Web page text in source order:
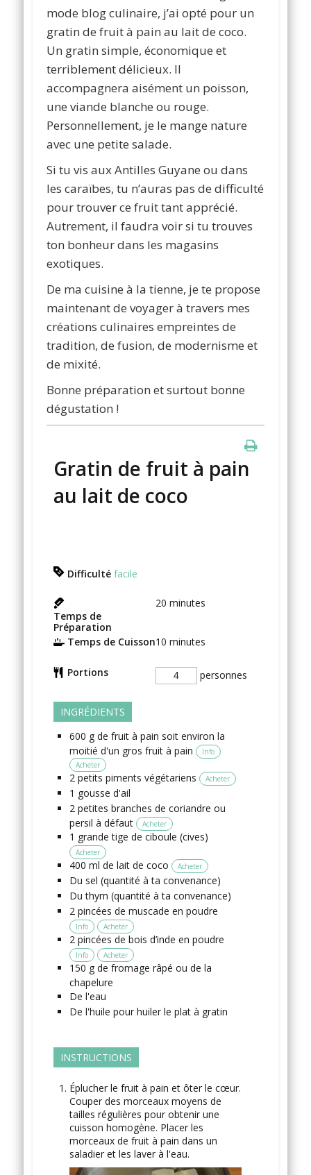
mode blog culinaire, j’ai opté pour un
gratin de fruit à pain au lait de coco.
Un gratin simple, économique et
terriblement délicieux. Il
accompagnera aisément un poisson,
une viande blanche ou rouge.
Personnellement, je le mange nature
avec une petite salade.
Si tu vis aux Antilles Guyane ou dans
les caraïbes, tu n’auras pas de difficulté
pour trouver ce fruit tant apprécié.
Autrement, il faudra voir si tu trouves
ton bonheur dans les magasins
exotiques.
De ma cuisine à la tienne, je te propose
maintenant de voyager à travers mes
créations culinaires empreintes de
tradition, de fusion, de modernisme et
de mixité.
Bonne préparation et surtout bonne
dégustation !
Gratin de fruit à pain
au lait de coco
Difficulté facile
Temps de
Préparation
20 minutes
Temps de Cuisson10 minutes
Portions personnes
INGRÉDIENTS
600 g de fruit à pain soit environ la
moitié d'un gros fruit à pain
Info
Acheter
2 petits piments végétariens Acheter
1 gousse d'ail
2 petites branches de coriandre ou
persil à défaut
Acheter
1 grande tige de ciboule (cives)
Acheter
400 ml de lait de coco Acheter
Du sel (quantité à ta convenance)
Du thym (quantité à ta convenance)
2 pincées de muscade en poudre
Info Acheter
2 pincées de bois d’inde en poudre
Info Acheter
150 g de fromage râpé ou de la
chapelure
De l'eau
De l'huile pour huiler le plat à gratin
INSTRUCTIONS
Éplucher le fruit à pain et ôter le cœur.
Couper des morceaux moyens de
tailles régulières pour obtenir une
cuisson homogène. Placer les
morceaux de fruit à pain dans un
saladier et les laver à l'eau.